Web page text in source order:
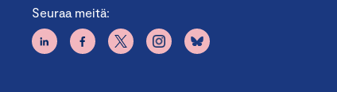
Seuraa meitä: